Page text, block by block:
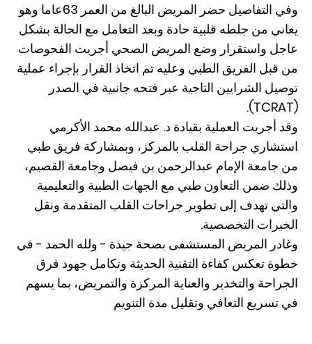
وفي التفاصيل حضر المريض البالغ من العمر 63عاما وهو
يعاني من جلطه قلبية حادة وبعد التعامل مع الحالة بشكل
عاجل واستقرار وضع المريض الصحي أجريت الفحوصات
من قبل الفريق الطبي وعليه تم اتخاذ القرار بإجراء عملية
توصيل الشرايين التاجية عبر فتحه جانبية في الصدر
(TCRAT).
وقد أجريت العملية بقيادة د. عبدالله محمد الأكرمي
استشاري جراحة القلب بالمركز، وبمشاركة فريق طبي
من جامعة الإمام عبدالرحمن بن فيصل وجامعة القصيم،
وذلك ضمن التعاون طبي مع الجهات الطبية والتعليمية
والتي تهدف إلى تطوير جراحات القلب المتقدمة ونقل
الخبرات التخصصية.
وغادر المريض المستشفى بصحة جيدة - ولله الحمد - في
خطوة تعكس كفاءة التقنية الحديثة وتكامل جهود فرق
الجراحة والتخدير والعناية المركزة والتمريض، بما يسهم
في تسريع التعافي وتقليل مدة التنويم